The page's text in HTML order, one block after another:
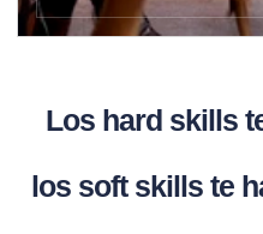
Los hard skills
los soft skills te